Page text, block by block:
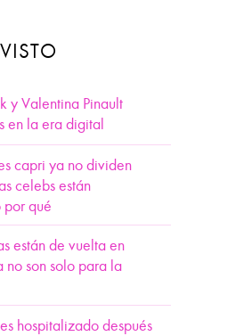
y Valentina Pinault
en la era digital
capri ya no dividen
celebs están
por qué
están de vuelta en
son solo para la
hospitalizado después